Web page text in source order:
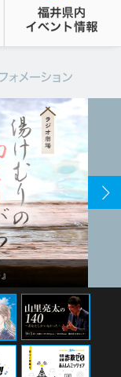
アオハル・ブラ